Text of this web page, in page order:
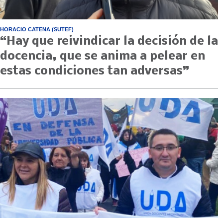
HORACIO CATENA (SUTEF)
“Hay que reivindicar la decisión de la
docencia, que se anima a pelear en
estas condiciones tan adversas”